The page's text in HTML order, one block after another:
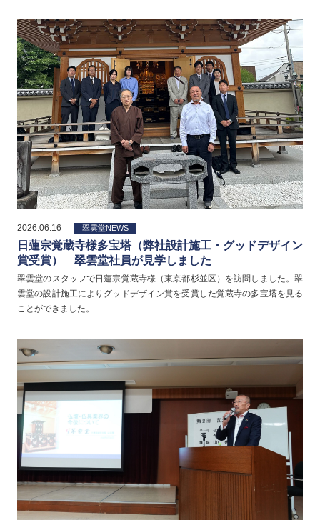
2026.06.16 翠雲堂NEWS
日蓮宗覚蔵寺様多宝塔（弊社設計施工・グッドデザイン
賞受賞） 翠雲堂社員が見学しました
翠雲堂のスタッフで日蓮宗覚蔵寺様（東京都杉並区）を訪問しました。翠
雲堂の設計施工によりグッドデザイン賞を受賞した覚蔵寺の多宝塔を見る
ことができました。